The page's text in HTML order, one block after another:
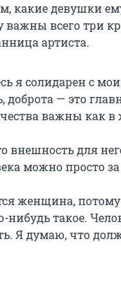
какие девушки
важны всего три
артиста.
я солидарен с
доброта — это
важны как
внешность для
можно просто за
женщина,
такое.
Я думаю, что